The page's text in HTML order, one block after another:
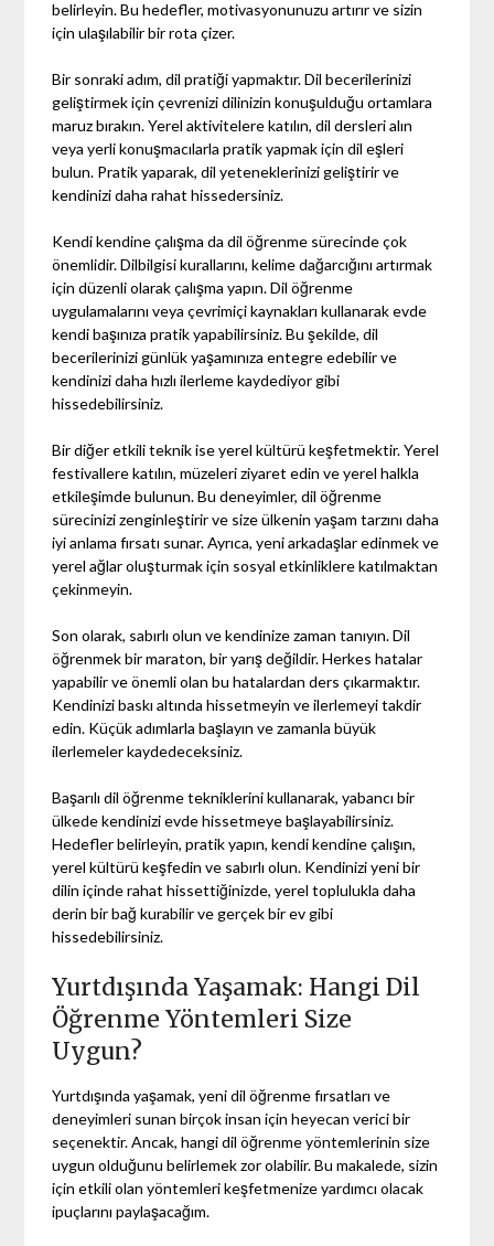
belirleyin. Bu hedefler, motivasyonunuzu artırır ve sizin
için ulaşılabilir bir rota çizer.
Bir sonraki adım, dil pratiği yapmaktır. Dil becerilerinizi
geliştirmek için çevrenizi dilinizin konuşulduğu ortamlara
maruz bırakın. Yerel aktivitelere katılın, dil dersleri alın
veya yerli konuşmacılarla pratik yapmak için dil eşleri
bulun. Pratik yaparak, dil yeteneklerinizi geliştirir ve
kendinizi daha rahat hissedersiniz.
Kendi kendine çalışma da dil öğrenme sürecinde çok
önemlidir. Dilbilgisi kurallarını, kelime dağarcığını artırmak
için düzenli olarak çalışma yapın. Dil öğrenme
uygulamalarını veya çevrimiçi kaynakları kullanarak evde
kendi başınıza pratik yapabilirsiniz. Bu şekilde, dil
becerilerinizi günlük yaşamınıza entegre edebilir ve
kendinizi daha hızlı ilerleme kaydediyor gibi
hissedebilirsiniz.
Bir diğer etkili teknik ise yerel kültürü keşfetmektir. Yerel
festivallere katılın, müzeleri ziyaret edin ve yerel halkla
etkileşimde bulunun. Bu deneyimler, dil öğrenme
sürecinizi zenginleştirir ve size ülkenin yaşam tarzını daha
iyi anlama fırsatı sunar. Ayrıca, yeni arkadaşlar edinmek ve
yerel ağlar oluşturmak için sosyal etkinliklere katılmaktan
çekinmeyin.
Son olarak, sabırlı olun ve kendinize zaman tanıyın. Dil
öğrenmek bir maraton, bir yarış değildir. Herkes hatalar
yapabilir ve önemli olan bu hatalardan ders çıkarmaktır.
Kendinizi baskı altında hissetmeyin ve ilerlemeyi takdir
edin. Küçük adımlarla başlayın ve zamanla büyük
ilerlemeler kaydedeceksiniz.
Başarılı dil öğrenme tekniklerini kullanarak, yabancı bir
ülkede kendinizi evde hissetmeye başlayabilirsiniz.
Hedefler belirleyin, pratik yapın, kendi kendine çalışın,
yerel kültürü keşfedin ve sabırlı olun. Kendinizi yeni bir
dilin içinde rahat hissettiğinizde, yerel toplulukla daha
derin bir bağ kurabilir ve gerçek bir ev gibi
hissedebilirsiniz.
Yurtdışında Yaşamak: Hangi Dil
Öğrenme Yöntemleri Size
Uygun?
Yurtdışında yaşamak, yeni dil öğrenme fırsatları ve
deneyimleri sunan birçok insan için heyecan verici bir
seçenektir. Ancak, hangi dil öğrenme yöntemlerinin size
uygun olduğunu belirlemek zor olabilir. Bu makalede, sizin
için etkili olan yöntemleri keşfetmenize yardımcı olacak
ipuçlarını paylaşacağım.